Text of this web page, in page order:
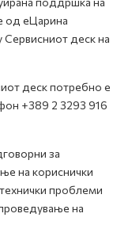
Open
од еЦарина
деск на
деск потребно е
+389 2 3293 916
за
на кориснички
проблеми
на